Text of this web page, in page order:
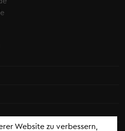
Website zu verbessern,